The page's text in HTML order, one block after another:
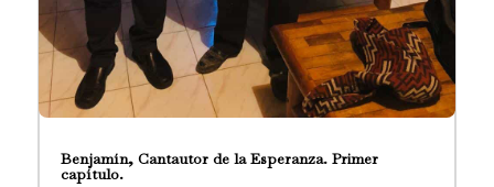
Benjamín, Cantautor de la Esperanza. Primer
capítulo.